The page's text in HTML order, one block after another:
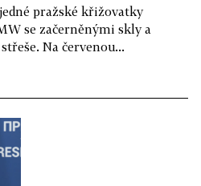
pražské křižovatky
se začerněnými skly a
Na červenou...